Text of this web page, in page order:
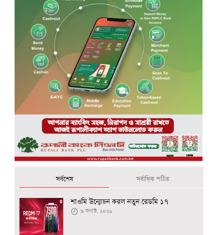
সর্বশেষ সর্বাধিক পঠিত
শাওমি উন্মোচন করল নতুন রেডমি ১৭
৯ অগাস্ট, ২০২৬